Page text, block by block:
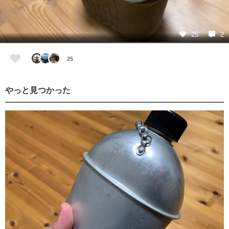
25 2
25
やっと見つかった